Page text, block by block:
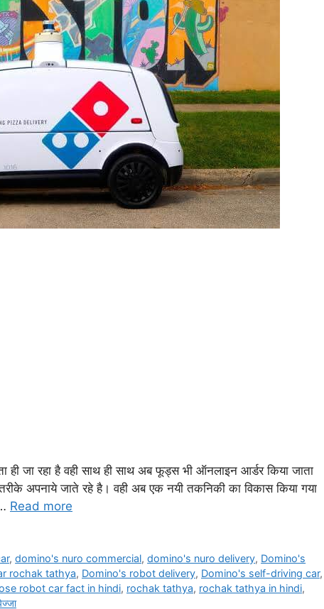
जा रहा है वही साथ ही साथ अब फूड्स भी ऑनलाइन आर्डर किया जाता
अपनाये जाते रहे है। वही अब एक नयी तकनिकी का विकास किया गया
Read more
,domino's nuro commercial,domino's nuro delivery, Domino's
rochak tathya, Domino's robot delivery, Domino's self-driving car,
robot car fact in hindi, rochak tathya, rochak tathya in hindi,